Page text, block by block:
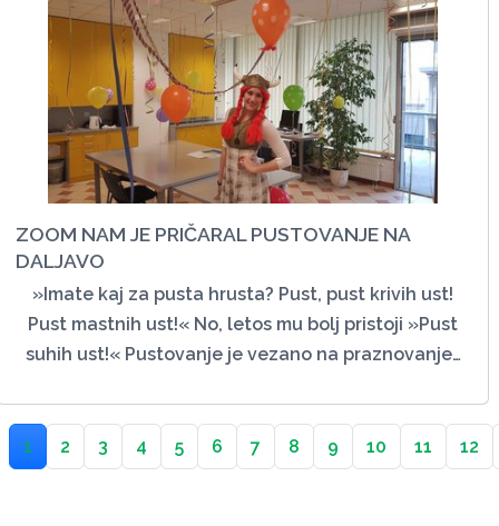
ZOOM NAM JE PRIČARAL PUSTOVANJE NA
DALJAVO
»Imate kaj za pusta hrusta? Pust, pust krivih ust!
Pust mastnih ust!« No, letos mu bolj pristoji »Pust
suhih ust!« Pustovanje je vezano na praznovanje…
1 2 3 4 5 6 7 8 9 10 11 12